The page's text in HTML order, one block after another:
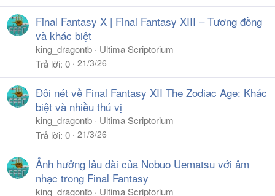
Final Fantasy X | Final Fantasy XIII – Tương đồng
và khác biệt
king_dragontb
Ultima Scriptorium
Trả lời 0 21/3/26
Đôi nét về Final Fantasy XII The Zodiac Age: Khác
biệt và nhiều thú vị
king_dragontb
Ultima Scriptorium
Trả lời 0 21/3/26
Ảnh hưởng lâu dài của Nobuo Uematsu với âm
nhạc trong Final Fantasy
king_dragontb
Ultima Scriptorium